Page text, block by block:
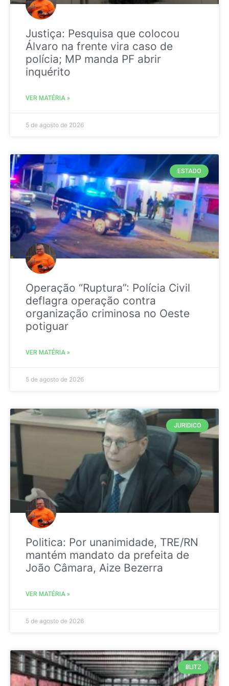
Justiça: Pesquisa que colocou
Álvaro na frente vira caso de
polícia; MP manda PF abrir
inquérito
VER MATÉRIA »
5 de agosto de 2026
ESTADO
Operação “Ruptura”: Polícia Civil
deflagra operação contra
organização criminosa no Oeste
potiguar
VER MATÉRIA »
5 de agosto de 2026
JURIDICO
Politica: Por unanimidade, TRE/RN
mantém mandato da prefeita de
João Câmara, Aize Bezerra
VER MATÉRIA »
5 de agosto de 2026
BLITZ